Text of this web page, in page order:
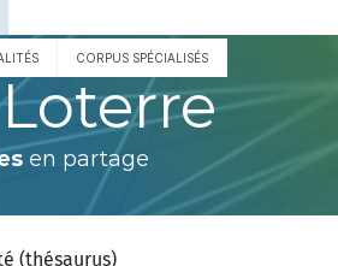
CORPUS SPÉCIALISÉS
Loterre
en partage
(thésaurus)